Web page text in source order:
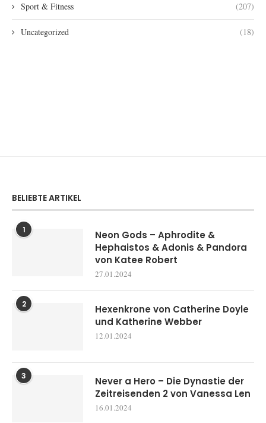
Sport & Fitness (207)
Uncategorized (18)
BELIEBTE ARTIKEL
1
Neon Gods – Aphrodite &
Hephaistos & Adonis & Pandora
von Katee Robert
27.01.2024
2
Hexenkrone von Catherine Doyle
und Katherine Webber
12.01.2024
3
Never a Hero – Die Dynastie der
Zeitreisenden 2 von Vanessa Len
16.01.2024